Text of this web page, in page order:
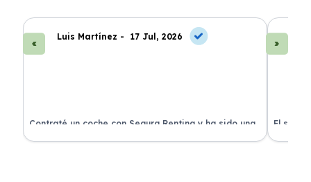
Luis Martínez - 17 Jul, 2026
Contraté un coche con Segura Renting y ha sido una
experiencia fantástica. Todo incluido y sin sorpresas.
El
proceso